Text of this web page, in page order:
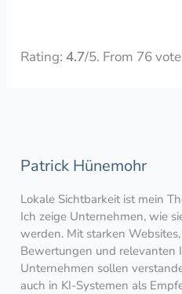
Rating: 4.7/5. From 76
Patrick Hünemohr
Lokale Sichtbarkeit ist mein
Ich zeige Unternehmen, wie
werden. Mit starken
Bewertungen und relevanten
Unternehmen sollen
auch in KI-Systemen als